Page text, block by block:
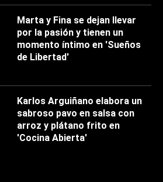
Marta y Fina se dejan llevar
por la pasión y tienen un
momento íntimo en 'Sueños
de Libertad'
Karlos Arguiñano elabora un
sabroso pavo en salsa con
arroz y plátano frito en
'Cocina Abierta'